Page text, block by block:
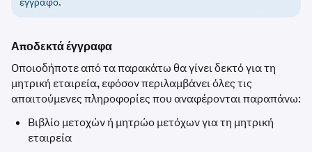
Αποδεκτά έγγραφα
Οποιοδήποτε από τα παρακάτω θα γίνει δεκτό για τη
μητρική εταιρεία, εφόσον περιλαμβάνει όλες τις
απαιτούμενες πληροφορίες που αναφέρονται παραπάνω:
Βιβλίο μετοχών ή μητρώο μετόχων για τη μητρική
εταιρεία